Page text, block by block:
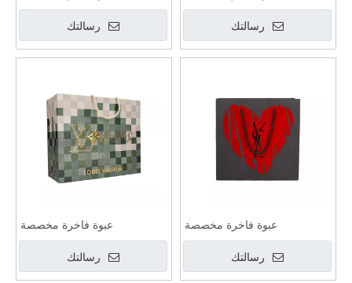
رسالتك رسالتك
عبوة فاخرة مخصصة
رسالتك
عبوة فاخرة مخصصة
رسالتك